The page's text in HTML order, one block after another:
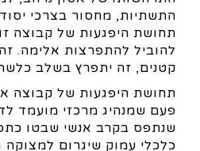
התשתיות, מחסור בצרכי
תחושת היפגעות של קבוצה
להוביל להתפרצות אלימה.
קטנים, זה יתפרץ בשלב
תחושת היפגעות של קבוצה
פעם שמנהיג מרכזי מועמד
שנתפס בקרב אנשי שבטו
כלכלי עמוק שיגרום